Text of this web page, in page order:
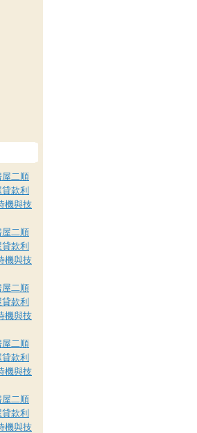
屋二順
款利
機與技
屋二順
款利
機與技
屋二順
款利
機與技
屋二順
款利
機與技
屋二順
款利
機與技